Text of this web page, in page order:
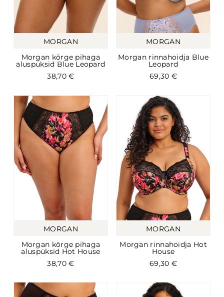
MORGAN
Morgan kõrge pihaga
aluspüksid Blue Leopard
38,70€
MORGAN
Morgan rinnahoidja Blue
Leopard
69,30 €
MORGAN
Morgan kõrge pihaga
aluspüksid Hot House
38,70€
MORGAN
Morgan rinnahoidja Hot
House
69,30 €